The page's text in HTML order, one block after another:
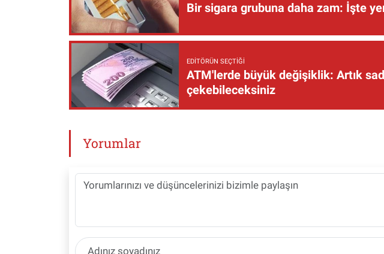
Bir sigara grubuna daha zam: İşte
EDITÖRÜN SEÇTIĞI
ATM'lerde büyük değişiklik: Artık
çekebileceksiniz
Yorumlar